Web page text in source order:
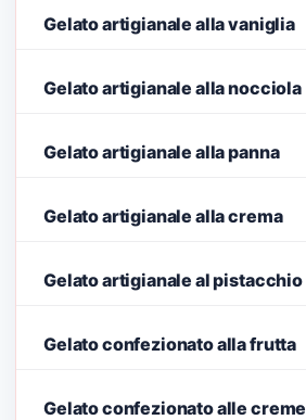
Gelato artigianale alla vaniglia
Gelato artigianale alla nocciola
Gelato artigianale alla panna
Gelato artigianale alla crema
Gelato artigianale al pistacchio
Gelato confezionato alla frutta
Gelato confezionato alle creme